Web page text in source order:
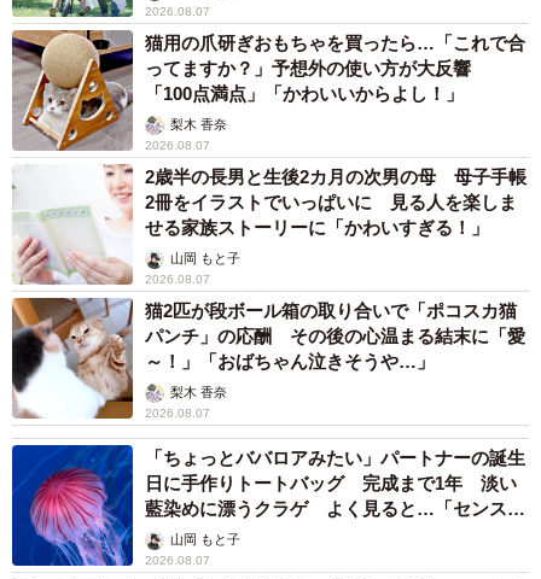
気になる団体客…お部屋を緊急で総点検することもあったそう
（smolaw11/stock.adobe.com）
「昔は目覚まし時計がベッドサイドのパネルに埋め込まれ
ていたと思いますが、あれって盗難防止の目的もあったん
です。最近は目覚まし時計を普通に置いている（置けてい
る）部屋が増えてきましたものね」
「もっと昔、オイルショックのときはトイレットペーパー
がばんばんなくなっていたと聞いたことがありますよ」
◇ ◇
持って帰ってはいけないものを宿泊客が持ち帰ってしまっ
2026.08.07
猫用の爪研ぎおもちゃを買ったら…「これで合
ってますか？」予想外の使い方が大反響
「100点満点」「かわいいからよし！」
梨木 香奈
2026.08.07
2歳半の長男と生後2カ月の次男の母 母子手帳
2冊をイラストでいっぱいに 見る人を楽しま
せる家族ストーリーに「かわいすぎる！」
山岡 もと子
2026.08.07
猫2匹が段ボール箱の取り合いで「ポコスカ猫
パンチ」の応酬 その後の心温まる結末に「愛
～！」「おばちゃん泣きそうや…」
梨木 香奈
2026.08.07
「ちょっとババロアみたい」パートナーの誕生
日に手作りトートバッグ 完成まで1年 淡い
藍染めに漂うクラゲ よく見ると…「センスす
ごい」山岡 もと子
2026.08.07